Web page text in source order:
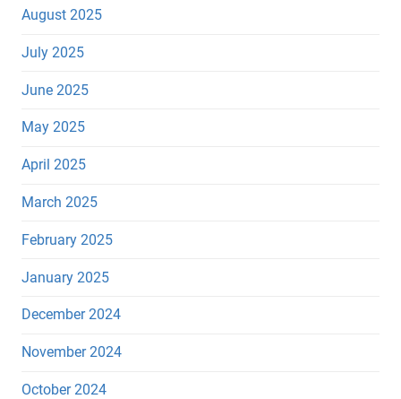
August 2025
July 2025
June 2025
May 2025
April 2025
March 2025
February 2025
January 2025
December 2024
November 2024
October 2024